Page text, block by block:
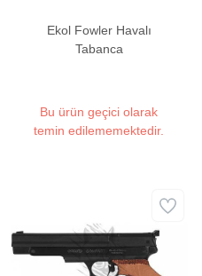
Ekol Fowler Havalı
Tabanca
Bu ürün geçici olarak
temin edilememektedir.